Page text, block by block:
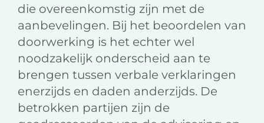
die overeenkomstig zijn met de
aanbevelingen. Bij het beoordelen van
doorwerking is het echter wel
noodzakelijk onderscheid aan te
brengen tussen verbale verklaringen
enerzijds en daden anderzijds. De
betrokken partijen zijn de